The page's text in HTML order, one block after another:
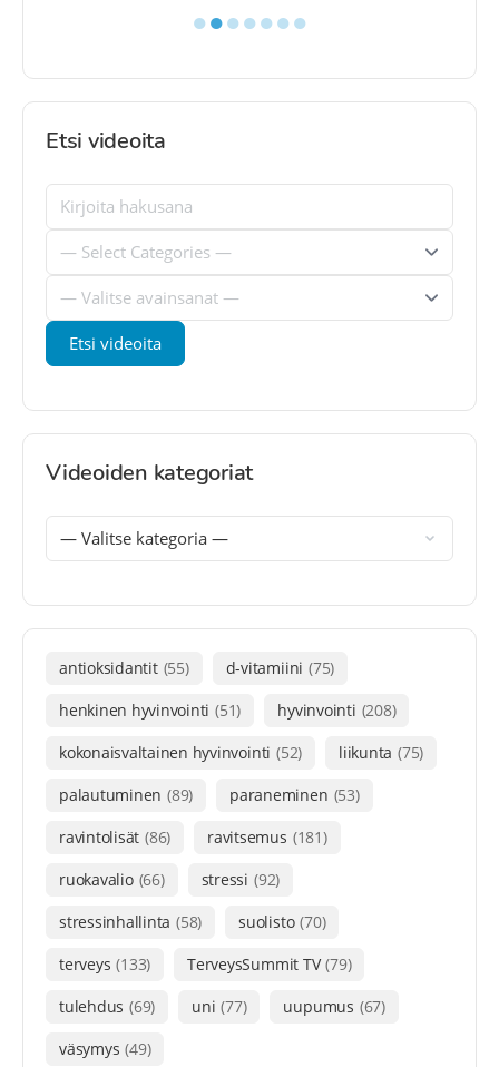
●●●●●●●
Etsi videoita
Videoiden kategoriat
antioksidantit (55) d-vitamiini (75)
henkinen hyvinvointi (51) hyvinvointi (208)
kokonaisvaltainen hyvinvointi (52) liikunta (75)
palautuminen (89) paraneminen (53)
ravintolisät (86) ravitsemus (181)
ruokavalio (66) stressi (92)
stressinhallinta (58) suolisto (70)
terveys (133) TerveysSummit TV (79)
tulehdus (69) uni (77) uupumus (67)
väsymys (49)